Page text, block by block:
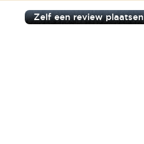
Zelf een review plaatsen